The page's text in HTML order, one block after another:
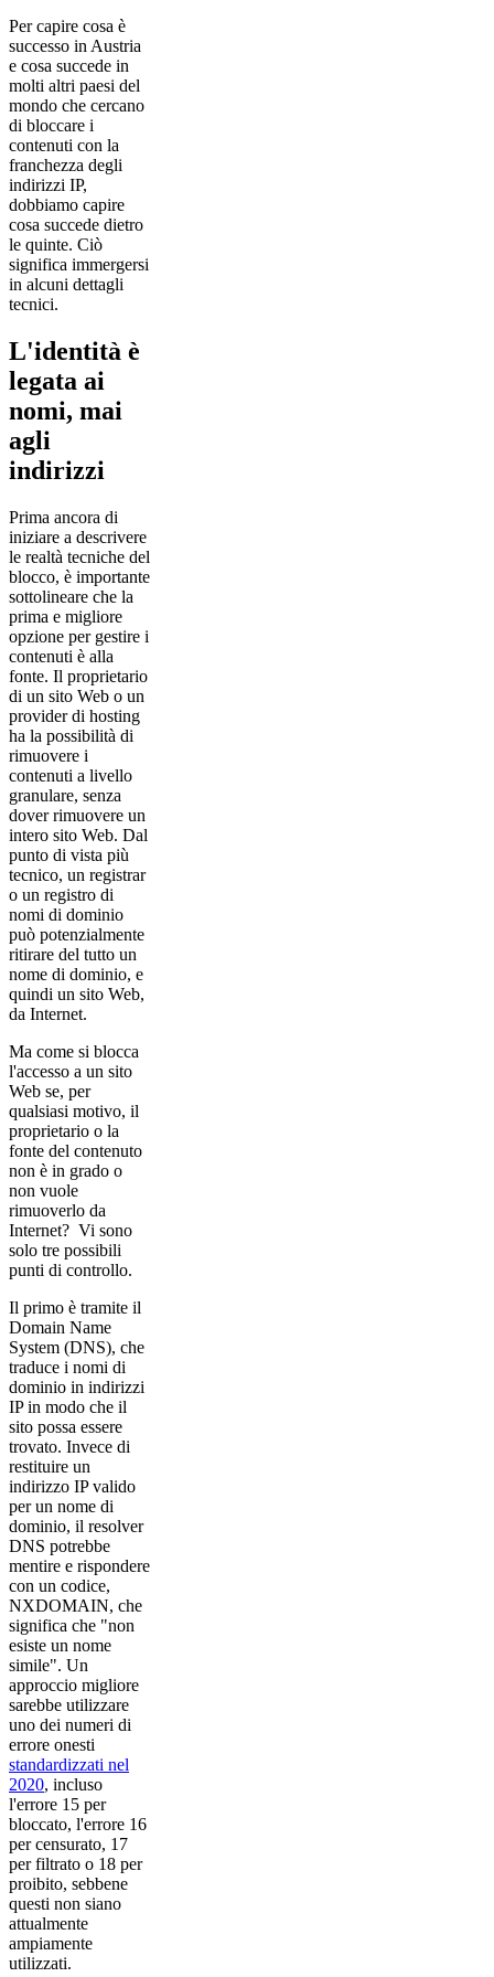
Per capire cosa è
successo in Austria
e cosa succede in
molti altri paesi del
mondo che cercano
di bloccare i
contenuti con la
franchezza degli
indirizzi IP,
dobbiamo capire
cosa succede dietro
le quinte. Ciò
significa immergersi
in alcuni dettagli
tecnici.
L'identità è
legata ai
nomi, mai
agli
indirizzi
Prima ancora di
iniziare a descrivere
le realtà tecniche del
blocco, è importante
sottolineare che la
prima e migliore
opzione per gestire i
contenuti è alla
fonte. Il proprietario
di un sito Web o un
provider di hosting
ha la possibilità di
rimuovere i
contenuti a livello
granulare, senza
dover rimuovere un
intero sito Web. Dal
punto di vista più
tecnico, un registrar
o un registro di
nomi di dominio
può potenzialmente
ritirare del tutto un
nome di dominio, e
quindi un sito Web,
da Internet.
Ma come si blocca
l'accesso a un sito
Web se, per
qualsiasi motivo, il
proprietario o la
fonte del contenuto
non è in grado o
non vuole
rimuoverlo da
Internet? Vi sono
solo tre possibili
punti di controllo.
Il primo è tramite il
Domain Name
System (DNS), che
traduce i nomi di
dominio in indirizzi
IP in modo che il
sito possa essere
trovato. Invece di
restituire un
indirizzo IP valido
per un nome di
dominio, il resolver
DNS potrebbe
mentire e rispondere
con un codice,
NXDOMAIN, che
significa che "non
esiste un nome
simile". Un
approccio migliore
sarebbe utilizzare
uno dei numeri di
errore onesti
standardizzati nel
2020, incluso
l'errore 15 per
bloccato, l'errore 16
per censurato, 17
per filtrato o 18 per
proibito, sebbene
questi non siano
attualmente
ampiamente
utilizzati.